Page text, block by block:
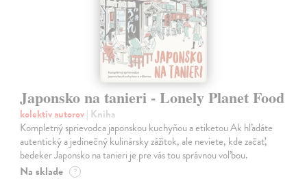
Japonsko na tanieri - Lonely Planet Food
kolektív autorov| Kniha
Kompletný sprievodca japonskou kuchyňou a etiketou Ak hľadáte
autentický a jedinečný kulinársky zážitok, ale neviete, kde začať,
bedeker Japonsko na tanieri je pre vás tou správnou voľbou.
Na sklade ?